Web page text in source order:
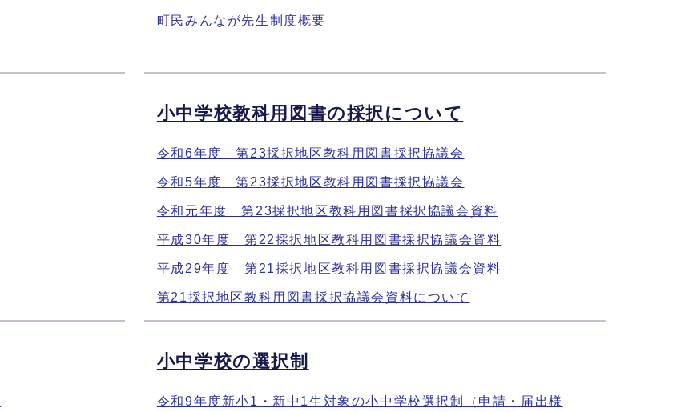
町民みんなが先生制度概要
小中学校教科用図書の採択について
令和6年度 第23採択地区教科用図書採択協議会
令和5年度 第23採択地区教科用図書採択協議会
令和元年度 第23採択地区教科用図書採択協議会資料
平成30年度 第22採択地区教科用図書採択協議会資料
平成29年度 第21採択地区教科用図書採択協議会資料
第21採択地区教科用図書採択協議会資料について
小中学校の選択制
令和9年度新小1・新中1生対象の小中学校選択制（申請・届出様